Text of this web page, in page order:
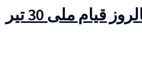
قیام ملی 30 تیر